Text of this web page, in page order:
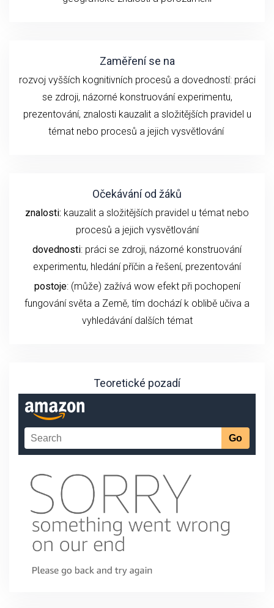
Zaměření se na
rozvoj vyšších kognitivních procesů a dovedností: práci
se zdroji, názorné konstruování experimentu,
prezentování, znalostikauzalit a složitějších pravidel u
témat nebo procesů a jejich vysvětlování
Očekávání od žáků
znalosti: kauzalit a složitějších pravidel u témat nebo
procesů a jejich vysvětlování
dovednosti: práci se zdroji, názorné konstruování
experimentu, hledání příčin a řešení, prezentování
postoje: (může) zažívá wow efekt při pochopení
fungování světa a Země, tím dochází k oblibě učiva a
vyhledávání dalších témat
Teoretické pozadí